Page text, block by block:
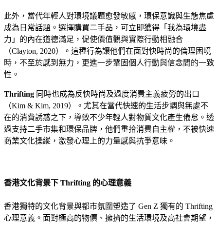
此外，當代年輕人對環境議題愈發敏感，環保意識與生態焦慮
成為日常話題。選擇購買二手品，可立即獲得「我為環境盡
力」的內在道德滿足，促使價值觀與實際行動相融合
（Clayton, 2020）。這種行為讓他們在面對快時尚的倫理困境
時，不至於感到無力，更進一步鞏固個人行動與信念間的一致
性。
Thrifting 同時也成為反快時尚及過度消費主義疲勞的出口
（Kim & Kim, 2019）。尤其在當代快速的生活步調與無處不
在的消費誘惑之下，導致不少年輕人對物質文化產生倦怠。透
過支持二手市集和環保品牌，他們重拾消費自主權，不被快速
商業文化操縱，激發心理上的力量感與抗爭意味。
香港文化背景下 Thrifting 的心理意義
香港獨特的文化背景與都市氛圍塑造了 Gen Z 獨有的 Thrifting
心理意義。面對極高的物價、擁擠的生活環境及高社會期望，